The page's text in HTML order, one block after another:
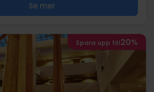
Se mer
Spara upp till20%